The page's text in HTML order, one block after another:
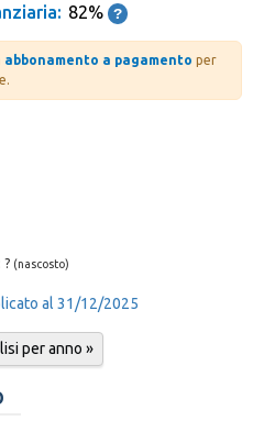
82%
abbonamento a pagamento per
Numero medio di dipendenti: ? (nascosto)
al 31/12/2025
per anno »